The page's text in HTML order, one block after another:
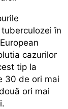
în
cazurilor
tip la
30 de ori mai
ori mai